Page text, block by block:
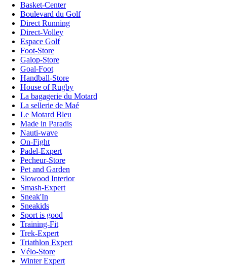
Basket-Center
Boulevard du Golf
Direct Running
Direct-Volley
Espace Golf
Foot-Store
Galop-Store
Goal-Foot
Handball-Store
House of Rugby
La bagagerie du Motard
La sellerie de Maé
Le Motard Bleu
Made in Paradis
Nauti-wave
On-Fight
Padel-Expert
Pecheur-Store
Pet and Garden
Slowood Interior
Smash-Expert
Sneak'In
Sneakids
Sport is good
Training-Fit
Trek-Expert
Triathlon Expert
Vélo-Store
Winter Expert